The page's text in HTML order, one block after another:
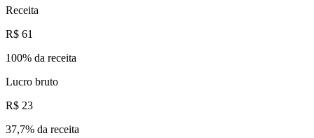
Receita
R$ 61
100% da receita
Lucro bruto
R$ 23
37,7% da receita